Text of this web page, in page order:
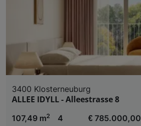
3400 Klosterneuburg
ALLEE IDYLL - Alleestrasse 8
107,49 m2
4 € 785.000,00